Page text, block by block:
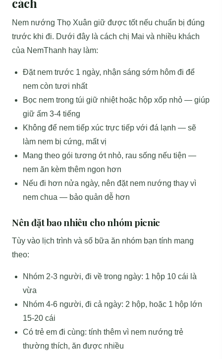
Nem nướng Thọ Xuân giữ được tốt nếu chuẩn bị đúng
trước khi đi. Dưới đây là cách chị Mai và nhiều khách
của NemThanh hay làm:
Đặt nem trước 1 ngày, nhận sáng sớm hôm đi để
nem còn tươi nhất
Bọc nem trong túi giữ nhiệt hoặc hộp xốp nhỏ — giúp
giữ ấm 3-4 tiếng
Không để nem tiếp xúc trực tiếp với đá lạnh — sẽ
làm nem bị cứng, mất vị
Mang theo gói tương ớt nhỏ, rau sống nếu tiện —
nem ăn kèm thêm ngon hơn
Nếu đi hơn nửa ngày, nên đặt nem nướng thay vì
nem chua — bảo quản dễ hơn
Nên đặt bao nhiêu cho nhóm picnic
Tùy vào lịch trình và số bữa ăn nhóm bạn tính mang
theo:
Nhóm 2-3 người, đi về trong ngày: 1 hộp 10 cái là
vừa
Nhóm 4-6 người, đi cả ngày: 2 hộp, hoặc 1 hộp lớn
15-20 cái
Có trẻ em đi cùng: tính thêm vì nem nướng trẻ
thường thích, ăn được nhiều